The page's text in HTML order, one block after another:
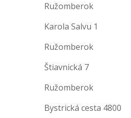
Ružomberok
Karola Salvu 1
Ružomberok
Štiavnická 7
Ružomberok
Bystrická cesta 4800